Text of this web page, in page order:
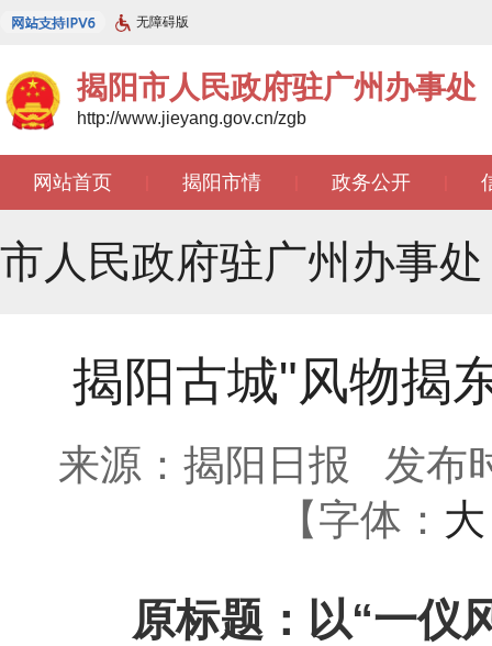
无障碍版
揭阳市人民政府驻广州办事处
http://www.jieyang.gov.cn/zgb
网站首页 揭阳市情 政务公开
文苑天地
市人民政府驻广州办事处
揭阳古城"风物揭
来源：揭阳日报
发布
【字体： 大
原标题：以“一仪风